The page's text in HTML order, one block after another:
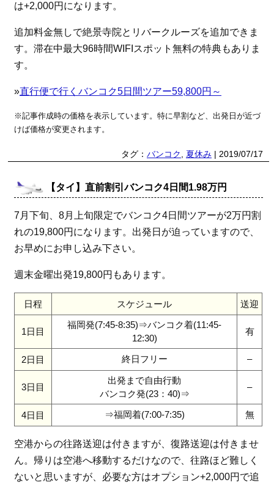
は+2,000円になります。
追加料金無しで絶景寺院とリバークルーズを追加できま
す。滞在中最大96時間WIFIスポット無料の特典もありま
す。
»直行便で行くバンコク5日間ツアー59,800円～
※記事作成時の価格を表示しています。特に早割など、出発日が近づ
けば価格が変更されます。
タグ： バンコク 夏休み | 2019/07/17
【タイ】直前割引バンコク4日間1.98万円
7月下旬、8月上旬限定でバンコク4日間ツアーが2万円割
れの19,800円になります。出発日が迫っていますので、
お早めにお申し込み下さい。
週末金曜出発19,800円もあります。
日程 スケジュール 送迎
1日目
福岡発(7:45-8:35)⇒バンコク着(11:45-
12:30)
有
2日目 終日フリー –
3日目
出発まで自由行動
バンコク発(23：40)⇒
–
4日目 ⇒福岡着(7:00-7:35) 無
空港からの往路送迎は付きますが、復路送迎は付きませ
ん。帰りは空港へ移動するだけなので、往路ほど難しく
ないと思いますが、必要な方はオプション+2,000円で追